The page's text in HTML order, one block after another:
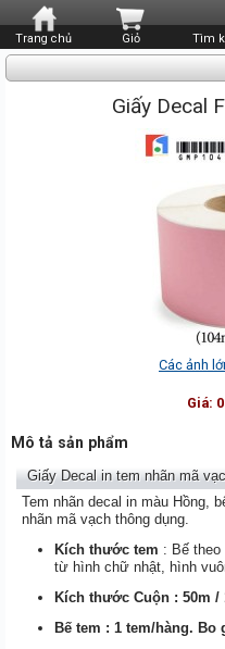
Trang chủ Giỏ Tìm
Giấy Decal
Các ảnh
Giá:
Mô tả sản phẩm
Giấy Decal in tem nhãn mã
Tem nhãn decal in màu Hồng,
nhãn mã vạch thông dụng.
Kích thước tem : Bế
từ hình chữ nhật, hình
Kích thước Cuộn : 50m /
Bế tem : 1 tem/hàng.